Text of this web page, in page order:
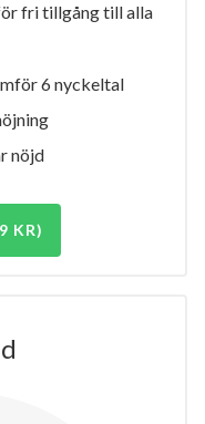
fri tillgång till alla
6 nyckeltal
nöjd
KR)